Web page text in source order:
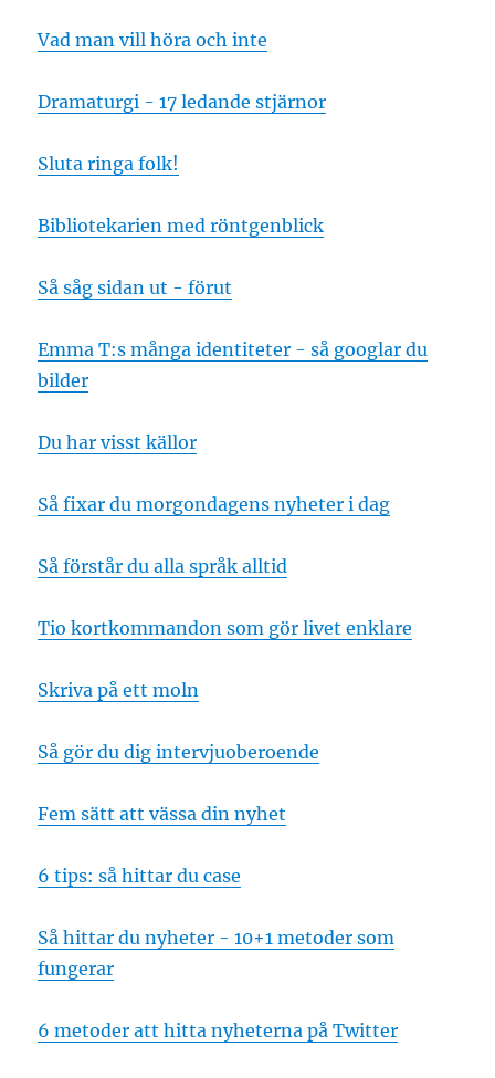
Vad man vill höra och inte
Dramaturgi - 17 ledande stjärnor
Sluta ringa folk!
Bibliotekarien med röntgenblick
Så såg sidan ut - förut
Emma T:s många identiteter - så googlar du
bilder
Du har visst källor
Så fixar du morgondagens nyheter i dag
Så förstår du alla språk alltid
Tio kortkommandon som gör livet enklare
Skriva på ett moln
Så gör du dig intervjuoberoende
Fem sätt att vässa din nyhet
6 tips: så hittar du case
Så hittar du nyheter - 10+1 metoder som
fungerar
6 metoder att hitta nyheterna på Twitter